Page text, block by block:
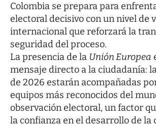
Colombia se prepara para
electoral decisivo con un nivel de
internacional que reforzará la
seguridad del proceso.
La presencia de la Unión Europea
mensaje directo a la ciudadanía:
de 2026 estarán acompañadas
equipos más reconocidos del
observación electoral, un factor
la confianza en el desarrollo de la